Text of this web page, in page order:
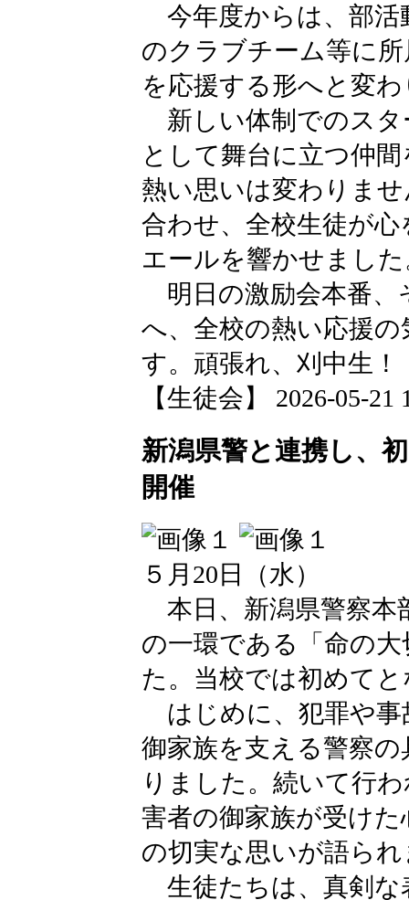
今年度からは、部活
のクラブチーム等に
を応援する形へと変
新しい体制でのスタ
として舞台に立つ仲
熱い思いは変わりま
合わせ、全校生徒が
エールを響かせまし
明日の激励会本番、
へ、全校の熱い応援
す。頑張れ、刈中生！
【生徒会】 2026-05-21
新潟県警と連携し、
開催
５月20日（水）
本日、新潟県警察本
の一環である「命の
た。当校では初めて
はじめに、犯罪や事
御家族を支える警察
りました。続いて行
害者の御家族が受け
の切実な思いが語ら
生徒たちは、真剣な